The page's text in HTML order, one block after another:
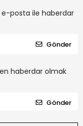
posta ile haberdar
Gönder
haberdar olmak
Gönder